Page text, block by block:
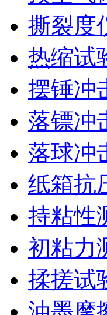
撕裂度
热缩试
摆锤冲
落镖冲
落球冲
纸箱抗
持粘性
初粘力
揉搓试